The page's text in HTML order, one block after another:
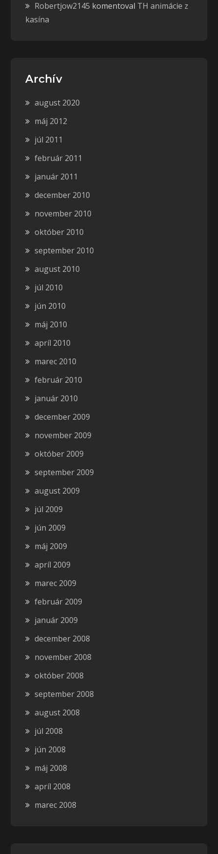
Robertjow2145 komentoval TH animácie z
kasína
Archív
august 2020
máj 2012
júl 2011
február 2011
január 2011
december 2010
november 2010
október 2010
september 2010
august 2010
júl 2010
jún 2010
máj 2010
apríl 2010
marec 2010
február 2010
január 2010
december 2009
november 2009
október 2009
september 2009
august 2009
júl 2009
jún 2009
máj 2009
apríl 2009
marec 2009
február 2009
január 2009
december 2008
november 2008
október 2008
september 2008
august 2008
júl 2008
jún 2008
máj 2008
apríl 2008
marec 2008